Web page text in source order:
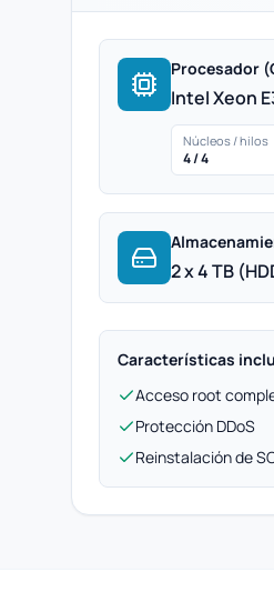
Procesador
Intel Xeon
Núcleos / hilos
4 / 4
2 x 4 TB
Características
Acceso root
Protección DDoS
Reinstalación de